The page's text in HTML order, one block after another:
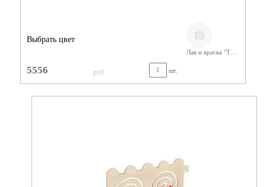
Выбрать цвет
Лак и краска "Тиккурила"
5556 руб шт.